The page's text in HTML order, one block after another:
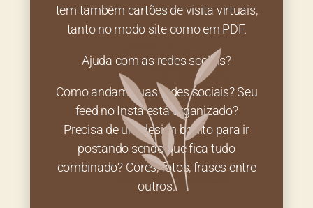
tem também cartões de visita virtuais,
tanto no modo site como em PDF.
Ajuda com as redes sociais?
Como andam suas redes sociais? Seu
feed no Insta está organizado?
Precisa de um design bonito para ir
postando sendo que fica tudo
combinado? Cores, fotos, frases entre
outros.